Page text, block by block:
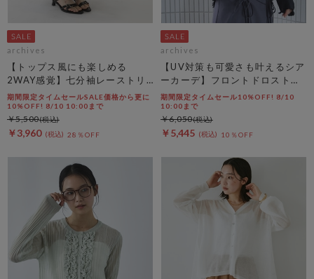
archives
【トップス風にも楽しめる
2WAY感覚】七分袖レーストリ
ム透かしニットカーディガン
期間限定タイムセールSALE価格から更に
10%OFF! 8/10 10:00まで
￥3,960 28％OFF
￥5,500
archives
【UV対策も可愛さも叶えるシア
ーカーデ】フロントドロストシ
アーニットカーディガン
期間限定タイムセール10%OFF! 8/10
10:00まで
￥5,445 10％OFF
￥6,050